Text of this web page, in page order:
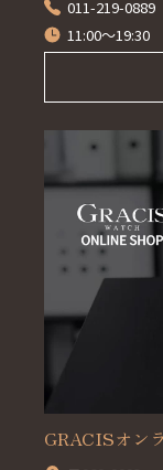
011-219-0889
11:00～19:30
GRACISオン